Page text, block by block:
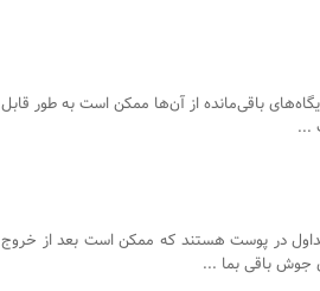
باقی‌مانده از آن‌ها ممکن است به طور قابل
...
در پوست هستند که ممکن است بعد از خروج
باقی بما ...